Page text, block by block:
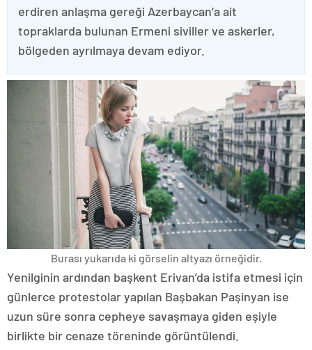
erdiren anlaşma gereği Azerbaycan’a ait
topraklarda bulunan Ermeni siviller ve askerler,
bölgeden ayrılmaya devam ediyor.
Burası yukarıda ki görselin altyazı örneğidir.
Yenilginin ardından başkent Erivan’da istifa etmesi için
günlerce protestolar yapılan Başbakan Paşinyan ise
uzun süre sonra cepheye savaşmaya giden eşiyle
birlikte bir cenaze töreninde görüntülendi.